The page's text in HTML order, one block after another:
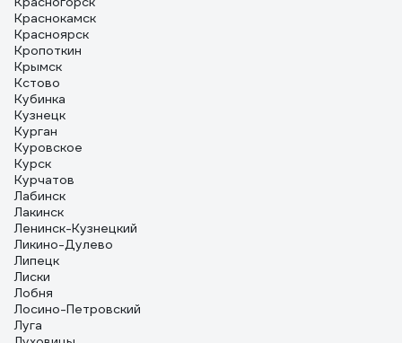
Краснокамск
Красноярск
Кропоткин
Крымск
Кстово
Кубинка
Кузнецк
Курган
Куровское
Курск
Курчатов
Лабинск
Лакинск
Ленинск-Кузнецкий
Ликино-Дулево
Липецк
Лиски
Лобня
Лосино-Петровский
Луга